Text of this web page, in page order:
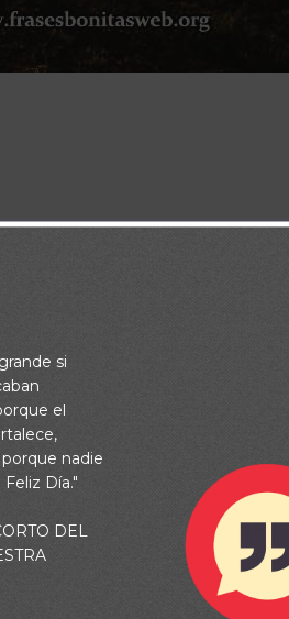
5:7)
gran fe”. Aunque a la mayoría
de fe en nuestro regazo, esa no es
de nuestra obediencia en las
de Abraham de ofrecer a Isaac por
a pensar en todos sus
prueba tan grande?
si
el
nadie
Día."
DEL